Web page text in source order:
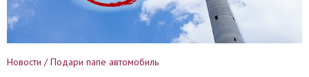
Новости / Подари папе автомобиль